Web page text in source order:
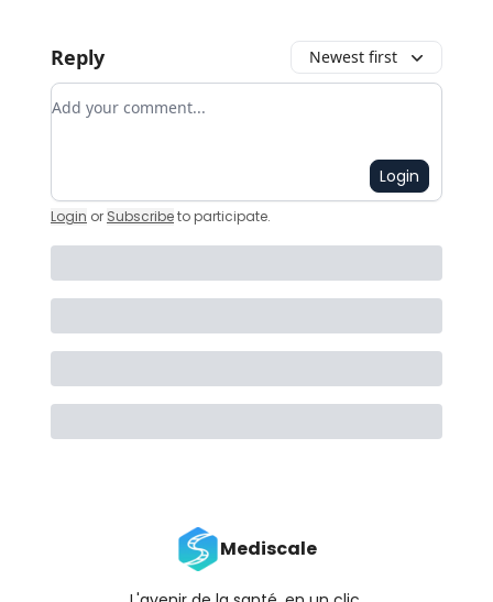
Reply Newest first
Add your comment
Login
Login or Subscribeto participate.
Mediscale